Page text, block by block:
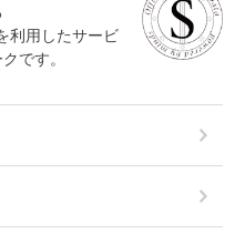
利用したサービ
です。